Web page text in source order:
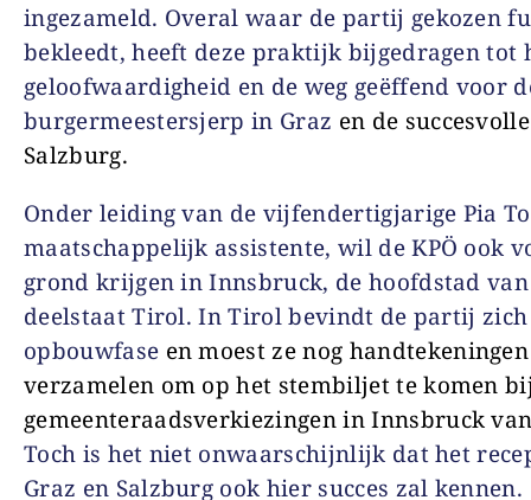
ingezameld. Overal waar de partij gekozen
bekleedt, heeft deze praktijk bijgedragen tot
geloofwaardigheid en de weg geëffend voor
burgermeestersjerp in Graz en de
Salzburg.
Onder leiding van de vijfendertigjarige Pia
maatschappelijk assistente, wil de KPÖ ook
grond krijgen in Innsbruck, de hoofdstad
deelstaat Tirol. In Tirol bevindt de partij zich
opbouwfase en moest ze nog handtekeningen
verzamelen om op het stembiljet te komen
gemeenteraadsverkiezingen in Innsbruck
Toch is het niet onwaarschijnlijk dat het
Graz en Salzburg ook hier succes zal kennen.